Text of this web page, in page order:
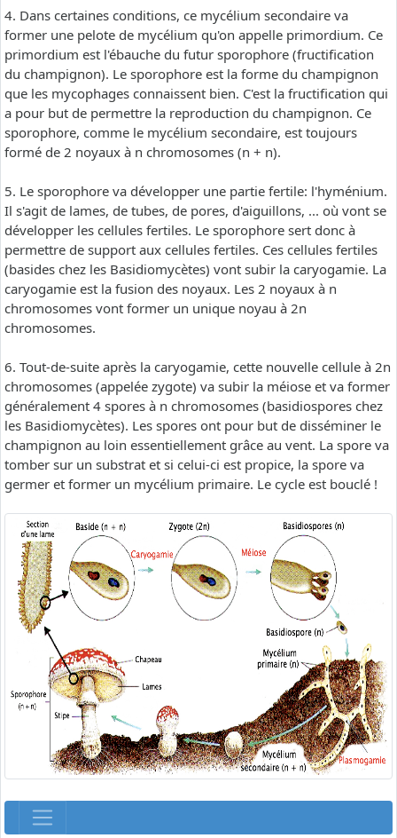
4. Dans certaines conditions, ce mycélium secondaire va
former une pelote de mycélium qu'on appelle primordium. Ce
primordium est l'ébauche du futur sporophore (fructification
du champignon). Le sporophore est la forme du champignon
que les mycophages connaissent bien. C'est la fructification qui
a pour but de permettre la reproduction du champignon. Ce
sporophore, comme le mycélium secondaire, est toujours
formé de 2 noyaux à n chromosomes (n + n).
5. Le sporophore va développer une partie fertile: l'hyménium.
Il s'agit de lames, de tubes, de pores, d'aiguillons, ... où vont se
développer les cellules fertiles. Le sporophore sert donc à
permettre de support aux cellules fertiles. Ces cellules fertiles
(basides chez les Basidiomycètes) vont subir la caryogamie. La
caryogamie est la fusion des noyaux. Les 2 noyaux à n
chromosomes vont former un unique noyau à 2n
chromosomes.
6. Tout-de-suite après la caryogamie, cette nouvelle cellule à 2n
chromosomes (appelée zygote) va subir la méiose et va former
généralement 4 spores à n chromosomes (basidiospores chez
les Basidiomycètes). Les spores ont pour but de disséminer le
champignon au loin essentiellement grâce au vent. La spore va
tomber sur un substrat et si celui-ci est propice, la spore va
germer et former un mycélium primaire. Le cycle est bouclé !